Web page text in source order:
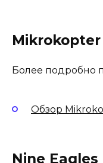
Mikrokopter
Более подробно
Обзор
Nine Eagles